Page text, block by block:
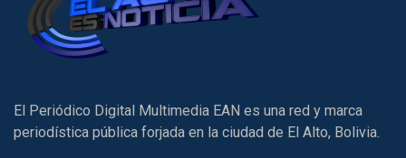
El Periódico Digital Multimedia EAN es una red y marca
periodística pública forjada en la ciudad de El Alto, Bolivia.